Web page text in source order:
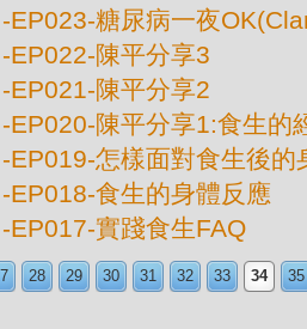
-EP023-糖尿病一夜
-EP022-陳平分享3
-EP021-陳平分享2
-EP020-陳平分享1:食生的
-EP019-怎樣面對食生後的
-EP018-食生的身體反應
-EP017-實踐食生FAQ
28 29 30 31 32 33 34 35